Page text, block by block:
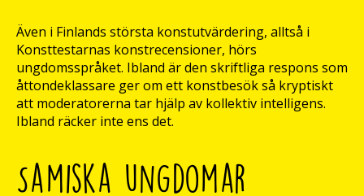
Även i Finlands största konstutvärdering, alltså i
Konsttestarnas konstrecensioner, hörs
ungdomsspråket. Ibland är den skriftliga respons som
åttondeklassare ger om ett konstbesök så kryptiskt
att moderatorerna tar hjälp av kollektiv intelligens.
Ibland räcker inte ens det.
Samiska ungdomar